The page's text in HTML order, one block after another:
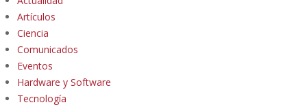
Artículos
Ciencia
Comunicados
Eventos
Hardware y Software
Tecnología